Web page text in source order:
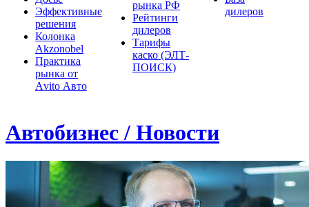
Эффективные
решения
Колонка
Akzonobel
Практика
рынка от
Аvito Авто
рынка РФ
Рейтинги
дилеров
Тарифы
каско (ЭЛТ-
ПОИСК)
дилеров
Автобизнес / Новости